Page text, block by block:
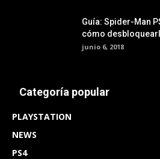
Guía: Spider-Man
cómo
junio 6, 2018
Categoría popular
PLAYSTATION
NEWS
PS4